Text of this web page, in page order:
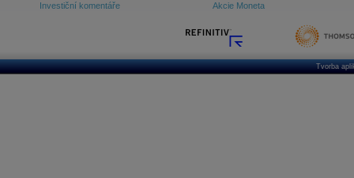
Investiční komentáře
Akcie Moneta
Tvorba